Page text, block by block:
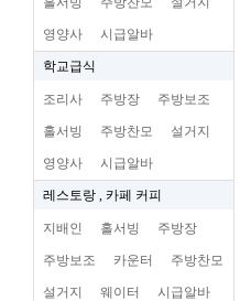
영양사 시급알바
학교급식
조리사 주방장 주방보조
홀서빙 주방찬모 설거지
영양사 시급알바
레스토랑 , 카페 커피
지배인 홀서빙 주방장
주방보조 카운터 주방찬모
설거지 웨이터 시급알바